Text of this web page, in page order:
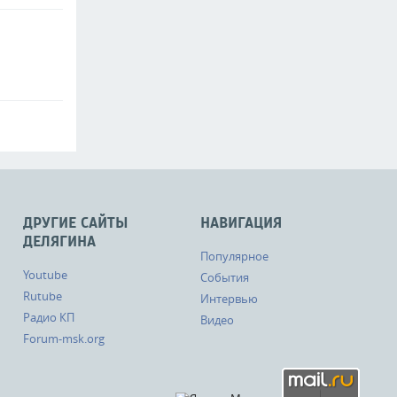
НАВИГАЦИЯ
Популярное
События
Интервью
Видео
ДРУГИЕ САЙТЫ
ДЕЛЯГИНА
Youtube
Rutube
Радио КП
Forum-msk.org